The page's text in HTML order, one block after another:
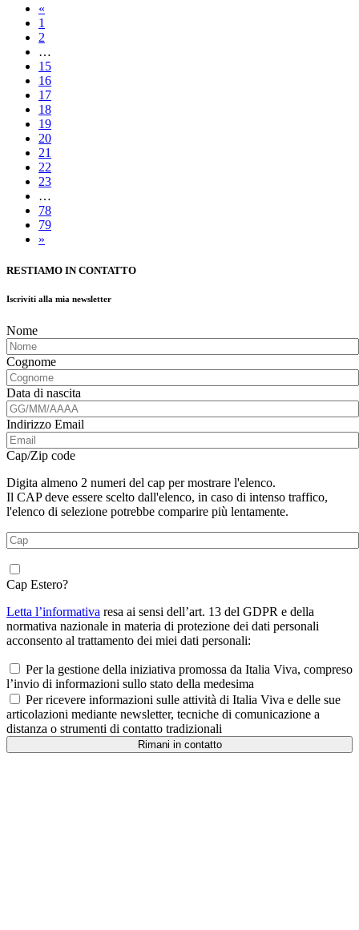
«
1
2
…
15
16
17
18
19
20
21
22
23
…
78
79
»
RESTIAMO IN CONTATTO
Iscriviti alla mia newsletter
Nome
Cognome
Data di nascita
Indirizzo Email
Cap/Zip code
Digita almeno 2 numeri del cap per mostrare l'elenco.
Il CAP deve essere scelto dall'elenco, in caso di intenso traffico,
l'elenco di selezione potrebbe comparire più lentamente.
Cap Estero?
Letta l’informativa resa ai sensi dell’art. 13 del GDPR e della
normativa nazionale in materia di protezione dei dati personali
acconsento al trattamento dei miei dati personali:
Per la gestione della iniziativa promossa da Italia Viva, compreso
l’invio di informazioni sullo stato della medesima
Per ricevere informazioni sulle attività di Italia Viva e delle sue
articolazioni mediante newsletter, tecniche di comunicazione a
distanza o strumenti di contatto tradizionali
Rimani in contatto